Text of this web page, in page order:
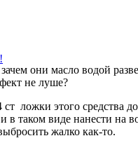
они масло водой
не луше?
ст ложки этого средства
в таком виде нанести на
жалко как-то.